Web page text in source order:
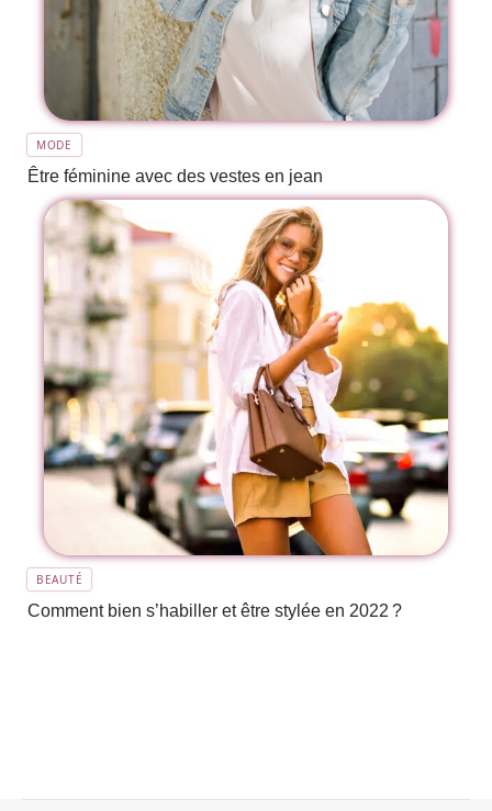
MODE
Être féminine avec des vestes en jean
BEAUTÉ
Comment bien s’habiller et être stylée en 2022 ?